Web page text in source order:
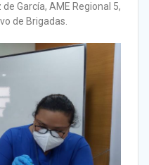
García, AME Regional 5,
de Brigadas.